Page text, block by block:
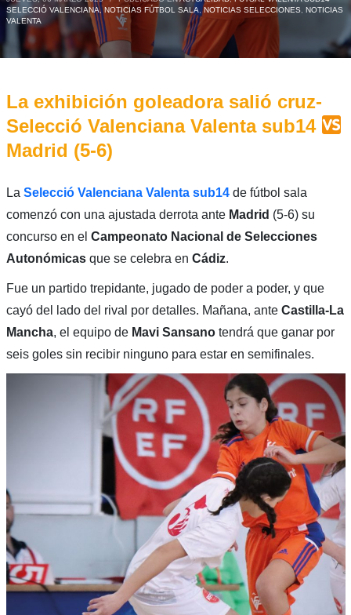
SELECCIÓ VALENCIANA,NOTICIAS FÚTBOL SALA ,NOTICIAS SELECCIONES
NOTICIAS
VALENTA
La exhibición goleadora salió cruz-
Selecció Valenciana Valenta sub14
Madrid (5-6)
La Selecció Valenciana Valenta sub14 de fútbol sala
comenzó con una ajustada derrota ante Madrid (5-6) su
concurso en el Campeonato Nacional de Selecciones
Autonómicasque se celebra en Cádiz.
Fue un partido trepidante, jugado de poder a poder, y que
cayó del lado del rival por detalles. Mañana, ante Castilla-La
Mancha, el equipo de Mavi Sansanotendrá que ganar por
seis goles sin recibir ninguno para estar en semifinales.